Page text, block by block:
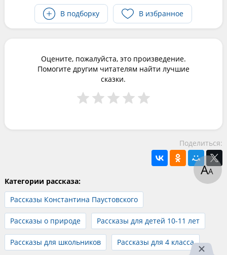
В подборку
В избранное
Оцените, пожалуйста, это произведение.
Помогите другим читателям найти лучшие
сказки.
Поделиться:
Категории рассказа:
Рассказы Константина Паустовского
Рассказы о природе Рассказы для детей 10-11 лет
Рассказы для школьников Рассказы для 4 класса
АА